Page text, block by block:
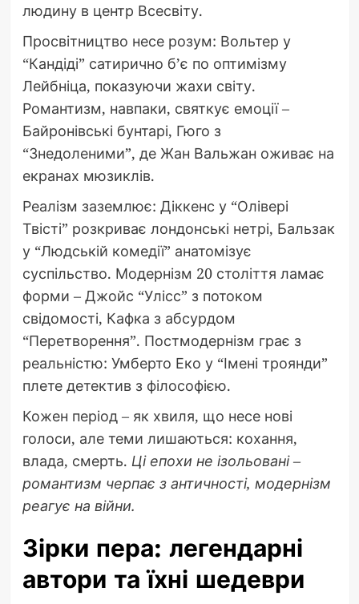
людину в центр Всесвіту.
Просвітництво несе розум: Вольтер у
“Кандіді” сатирично б’є по оптимізму
Лейбніца, показуючи жахи світу.
Романтизм, навпаки, святкує емоції –
Байронівські бунтарі, Гюго з
“Знедоленими”, де Жан Вальжан оживає на
екранах мюзиклів.
Реалізм заземлює: Діккенс у “Олівері
Твісті” розкриває лондонські нетрі, Бальзак
у “Людській комедії” анатомізує
суспільство. Модернізм 20 століття ламає
форми – Джойс “Улісс” з потоком
свідомості, Кафка з абсурдом
“Перетворення”. Постмодернізм грає з
реальністю: Умберто Еко у “Імені троянди”
плете детектив з філософією.
Кожен період – як хвиля, що несе нові
голоси, але теми лишаються: кохання,
влада, смерть. Ці епохи не ізольовані –
романтизм черпає з античності, модернізм
реагує на війни.
Зірки пера: легендарні
автори та їхні шедеври